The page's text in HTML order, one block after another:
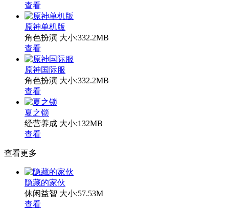
查看
原神单机版
角色扮演 大小:332.2MB
查看
原神国际服
角色扮演 大小:332.2MB
查看
夏之锁
经营养成 大小:132MB
查看
查看更多
隐藏的家伙
休闲益智 大小:57.53M
查看